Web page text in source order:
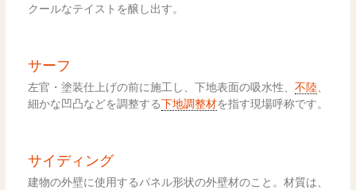
クールなテイストを醸し出す。
サーフ
左官・塗装仕上げの前に施工し、下地表面の吸水性、 不陸、
細かな凹凸などを調整する下地調整材を指す現場呼称です。
サイディング
建物の外壁に使用するパネル形状の外壁材のこと。材質は、